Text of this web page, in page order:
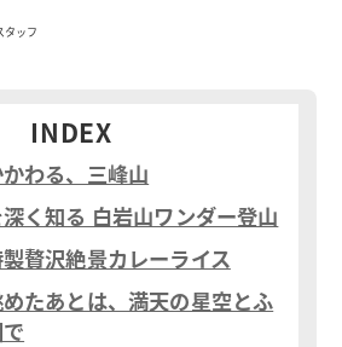
タッフ
INDEX
わる、三峰山
く知る 白岩山ワンダー登山
贅沢絶景カレーライス
たあとは、満天の星空とふ